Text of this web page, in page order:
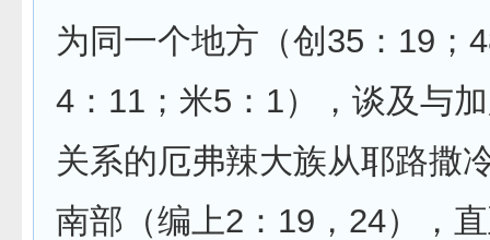
为同一个地方（创35：19；
4：11；米5：1），谈及与
关系的厄弗辣大族从耶路撒
南部（编上2：19，24），